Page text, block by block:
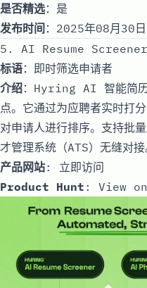
是否精选：是
发布时间 ：2025年08月30
5. AI Resume
标语：即时筛选申请者
介绍：Hyring AI 智能简历
点。它通过为应聘者实时打
对申请人进行排序。支持批
才管理系统（ATS）无缝对接
产品网站: 立即访问
Product Hunt : View